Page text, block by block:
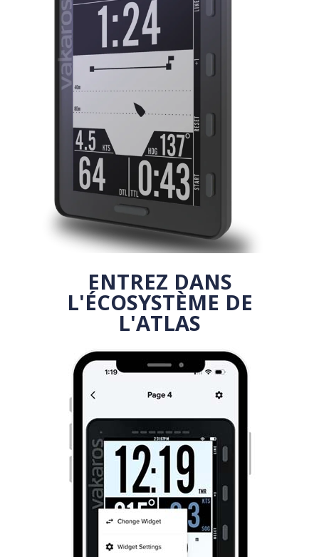
ENTREZ DANS
L'ÉCOSYSTÈME DE
L'ATLAS